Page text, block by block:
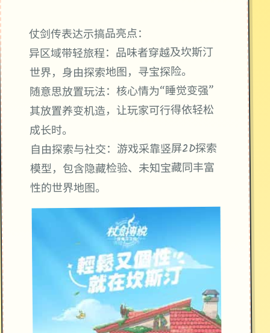
仗剑传表达示搞品亮点：
异区域带轻旅程：品味者穿越及坎斯汀
世界，身由探索地图，寻宝探险。
随意思放置玩法：核心情为“睡觉变强”
其放置养变机造，让玩家可行得依轻松
成长时。
自由探索与社交：游戏采靠竖屏2D探索
模型，包含隐藏检验、未知宝藏同丰富
性的世界地图。